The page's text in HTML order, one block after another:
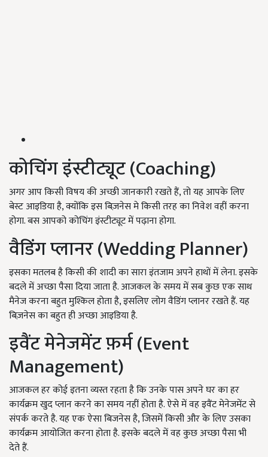
कोचिंग इंस्टीट्यूट (Coaching)
अगर आप किसी विषय की अच्छी जानकारी रखते हैं, तो यह आपके लिए
बेस्ट आइडिया है, क्योंकि इस बिज़नेस मे किसी तरह का निवेश वहीं करना
होगा. बस आपको कोचिंग इंस्टीट्यूट में पढ़ाना होगा.
वैडिंग प्लानर (Wedding Planner)
इसका मतलब है किसी की शादी का सारा इंतजाम अपने हाथों में लेना. इसके
बदले में अच्छा पैसा दिया जाता है. आजकल के समय में सब कुछ एक साथ
मैनेज करना बहुत मुश्किल होता है, इसलिए लोग वैडिंग प्लानर रखते हैं. यह
बिज़नेस का बहुत ही अच्छा आइडिया है.
इवैंट मेनेजमेंट फ़र्म (Event
Management)
आजकल हर कोई इतना व्यस्त रहता है कि उनके पास अपने घर का हर
कार्यक्रम खुद प्लान करने का समय नहीं होता है. ऐसे में वह इवैंट मेनेजमेंट से
संपर्क करते है. यह एक ऐसा बिजनेस है, जिसमें किसी और के लिए उसका
कार्यक्रम आयोजित करना होता है. इसके बदले में वह कुछ अच्छा पैसा भी
देते हैं.